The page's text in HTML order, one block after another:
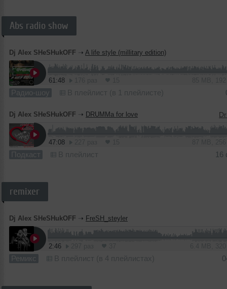
Abs radio show
Dj Alex SHeSHukOFF ➝ A life style (millitary edition)
61:48
Радио-шоу В плейлист (в 1 плейлисте)
Dj Alex SHeSHukOFF ➝ DRUMMa for love
47:08
Подкаст В плейлист 16
remixer
Dj Alex SHeSHukOFF ➝ FreSH_steyler
2:46
Ремикс В плейлист (в 4 плейлистах)